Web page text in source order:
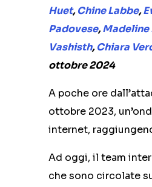
Huet,Chine Labbe,
Padovese,Madeline
Vashisth,Chiara
ottobre 2024
A poche ore
ottobre 2023,
internet,
Ad oggi, il team
che sono circolate